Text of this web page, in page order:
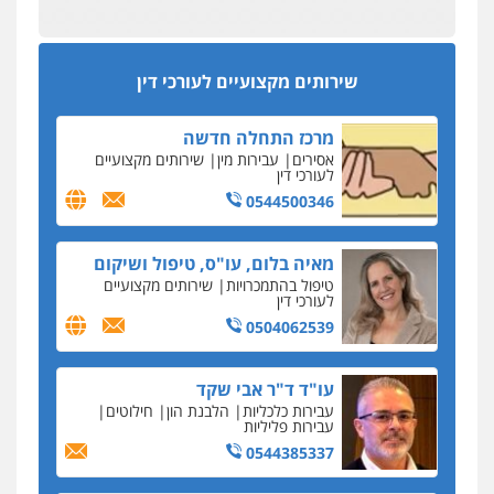
שירותים מקצועיים לעורכי דין
מקצועיים לעורכי דין
מרכז התחלה חדשה
אסירים עבירות מין שירותים מקצועיים
לעורכי דין
0544500346
מאיה בלום, עו"ס, טיפול ושיקום
טיפול בהתמכרויות שירותים מקצועיים
לעורכי דין
0504062539
עו"ד ד"ר אבי שקד
עבירות כלכליות הלבנת הון חילוטים
עבירות פליליות
0544385337
כתב האישום נגד עו"ד עידן דביר: האונס והמחירון
לאקטים מיניים
כתב אישום: יו"ר ש"ס לשעבר בחיפה וסינדיקאט
ההלוואות של משפחת הרינג
הפרקליטות: הרב נתנאל חייק ואביו הרב אריה חייק
שמשו אנשי
החשוד ברצח עו"ד ארבל פלדמן טען לרקע נפשי
ושתק בחקירתו
בבית המשפט התברר כי לחשוד, אחמד אלרג'וב
מרמלה, לא נערכה
יחסי עו"ד לקוח
עורכת דין נעצרה בחשד להעברת סם לנאשם בכלא
השרון
דבר למיקרופון
נציב תלונות הציבור על השופטים: עדיף למעט